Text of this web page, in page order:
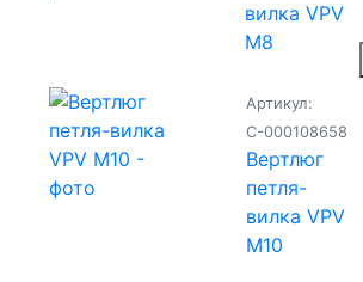
вилка VPV
M8
Артикул:
С-000108658
Вертлюг
петля-
вилка VPV
M10